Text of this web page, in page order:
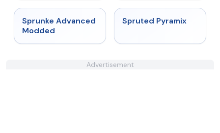
★ 4.6
Sprunke Advanced
Modded
★ 4.9
Spruted Pyramix
Advertisement